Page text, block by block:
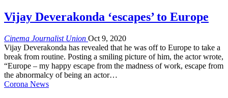
Vijay Deverakonda ‘escapes’ to Europe
Cinema Journalist Union Oct 9, 2020
Vijay Deverakonda has revealed that he was off to Europe to take a
break from routine. Posting a smiling picture of him, the actor wrote,
“Europe – my happy escape from the madness of work, escape from
the abnormalcy of being an actor…
Corona News